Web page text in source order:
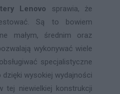
Lenovo sprawia, że
Są to bowiem
małym, średnim oraz
wykonywać wiele
specjalistyczne
wysokiej wydajności
tej niewielkiej konstrukcji